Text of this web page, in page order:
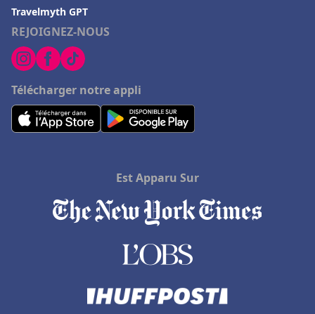
Hôtels à Ramara
Hôtels dans la Drome
Hôtels à Rocamadour
Hôtels à Châtenay-Malabry
Hôtels à Grigny
Hôtels à Amneville
Hôtels à Maussane les Alpilles
Hôtels à Meschers-sur-Gironde
Hôtels à Hammamet
REJOIGNEZ-NOUS
Télécharger notre appli
Travelmyth GPT
Est Apparu Sur